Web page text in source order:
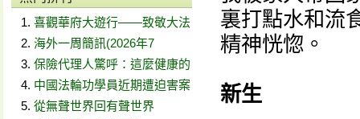
喜觀華府大遊行——致敬大法
海外一周簡訊(2026年7
保險代理人驚呼：這麼健康的
中國法輪功學員近期遭迫害案
從無聲世界回有聲世界
裏打點水和流
精神恍惚。
新生